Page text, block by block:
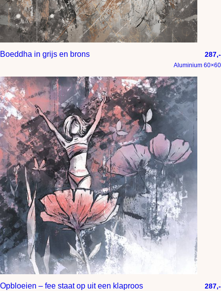
Boeddha in grijs en brons 287,-
Aluminium 60×60
Opbloeien – fee staat op uit een klaproos 287,-